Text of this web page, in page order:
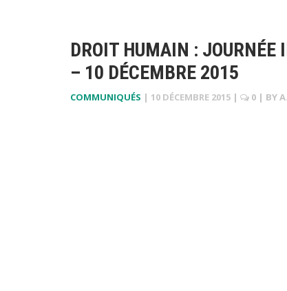
DROIT HUMAIN : JOURNÉE
– 10 DÉCEMBRE 2015
COMMUNIQUÉS | 10 DÉCEMBRE 2015 | 0 | BY